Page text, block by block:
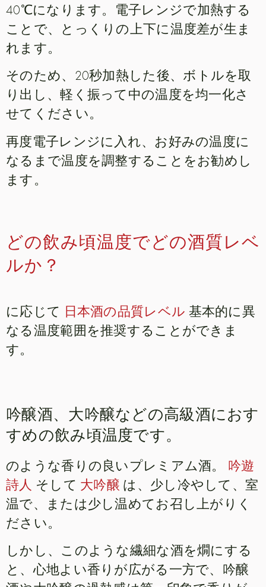
40℃になります。電子レンジで加熱する
ことで、とっくりの上下に温度差が生ま
れます。
そのため、20秒加熱した後、ボトルを取
り出し、軽く振って中の温度を均一化さ
せてください。
再度電子レンジに入れ、お好みの温度に
なるまで温度を調整することをお勧めし
ます。
どの飲み頃温度でどの酒質レベ
ルか？
に応じて 日本酒の品質レベル 基本的に異
なる温度範囲を推奨することができま
す。
吟醸酒、大吟醸などの高級酒におす
すめの飲み頃温度です。
のような香りの良いプレミアム酒。 吟遊
詩人 そして 大吟醸 は、少し冷やして、室
温で、または少し温めてお召し上がりく
ださい。
しかし、このような繊細な酒を燗にする
と、心地よい香りが広がる一方で、吟醸